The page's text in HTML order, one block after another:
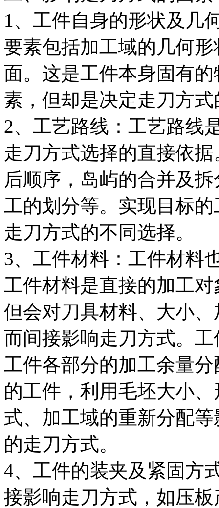
1、工件自身的形状及几
要素包括加工域的几何
面。这是工件本身固有
素，但却是决定走刀方
2、工艺路线：工艺路线
走刀方式选择的直接依
后顺序，岛屿的合并及
工的划分等。实现目标
走刀方式的不同选择。
3、工件材料：工件材料
工件材料是直接的加工
但会对刀具材料、大小
而间接影响走刀方式。
工件各部分的加工余量
的工件，利用毛坯大小
式、加工域的重新分配
的走刀方式。
4、工件的装夹及紧固方
接影响走刀方式，如压